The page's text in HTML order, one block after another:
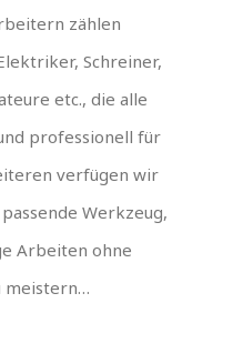
zählen
Schreiner,
etc., die alle
professionell für
verfügen wir
Werkzeug,
Arbeiten ohne
meistern…